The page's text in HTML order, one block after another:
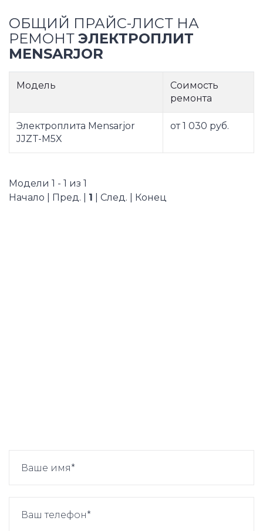
ОБЩИЙ ПРАЙС-ЛИСТ НА
РЕМОНТ ЭЛЕКТРОПЛИТ
MENSARJOR
Модель
Соимость
ремонта
Электроплита Mensarjor
JJZT-M5X
от 1 030 руб.
Модели 1 - 1 из 1
Начало | Пред. | 1 | След. | Конец